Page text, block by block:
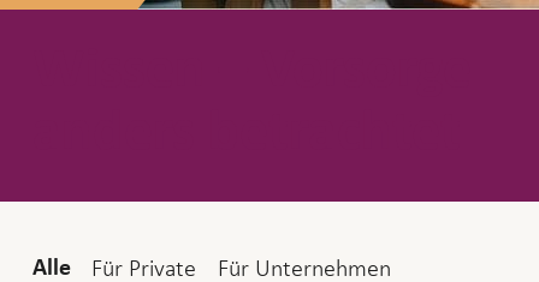
Audience
Alle Für Private Für Unternehmen